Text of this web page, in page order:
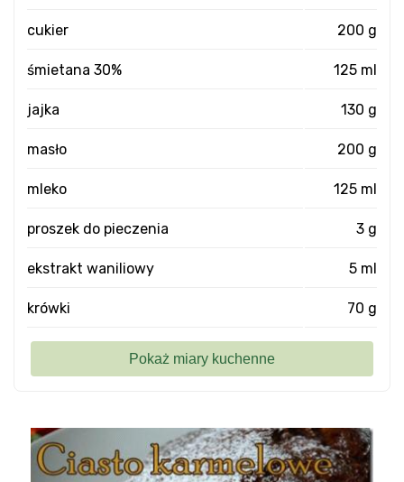
cukier 200 g
śmietana 30% 125 ml
jajka 130 g
masło 200 g
mleko 125 ml
proszek do pieczenia 3 g
ekstrakt waniliowy 5 ml
krówki 70 g